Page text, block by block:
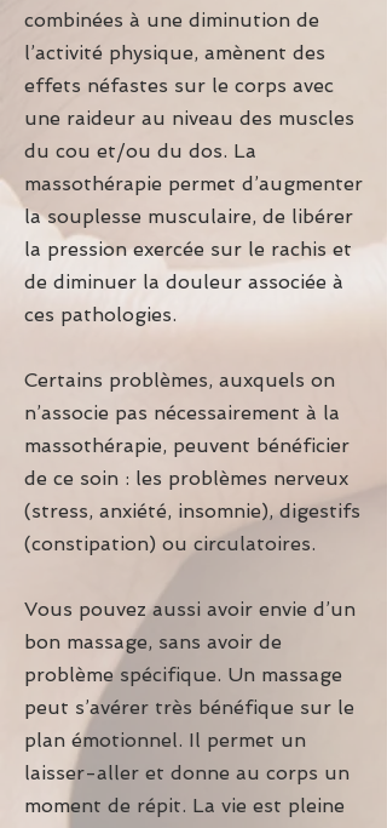
combinées à une diminution de
l’activité physique, amènent des
effets néfastes sur le corps avec
une raideur au niveau des muscles
du cou et/ou du dos. La
massothérapie permet d’augmenter
la souplesse musculaire, de libérer
la pression exercée sur le rachis et
de diminuer la douleur associée à
ces pathologies.
Certains problèmes, auxquels on
n’associe pas nécessairement à la
massothérapie, peuvent bénéficier
de ce soin : les problèmes nerveux
(stress, anxiété, insomnie), digestifs
(constipation) ou circulatoires.
Vous pouvez aussi avoir envie d’un
bon massage, sans avoir de
problème spécifique. Un massage
peut s’avérer très bénéfique sur le
plan émotionnel. Il permet un
laisser-aller et donne au corps un
moment de répit. La vie est pleine